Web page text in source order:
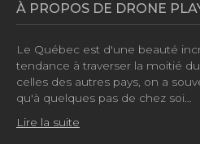
À PROPOS DE DRONE
Le Québec est d'une beauté
tendance à traverser la moitié
celles des autres pays, on a
qu'à quelques pas de chez soi…
Lire la suite